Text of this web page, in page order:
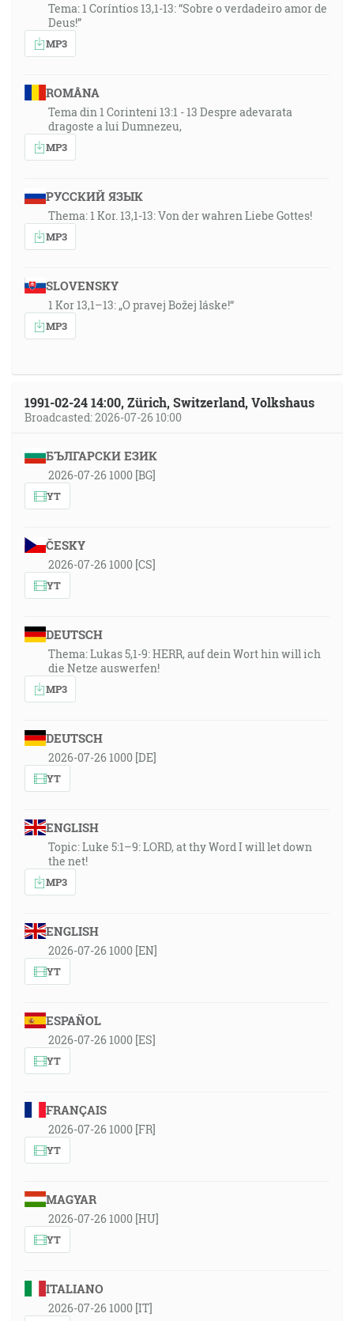
Tema: 1 Coríntios 13,1-13: “Sobre o verdadeiro amor de
Deus!”
MP3
ROMÂNA
Tema din 1 Corinteni 13:1 - 13 Despre adevarata
dragoste a lui Dumnezeu,
MP3
РУССКИЙ ЯЗЫК
Thema: 1 Kor. 13,1-13: Von der wahren Liebe Gottes!
MP3
SLOVENSKY
1 Kor 13,1–13: „O pravej Božej láske!“
MP3
1991-02-24 14:00, Zürich, Switzerland, Volkshaus
Broadcasted: 2026-07-26 10:00
БЪЛГАРСКИ ЕЗИК
2026-07-26 1000 [BG]
YT
ČESKY
2026-07-26 1000 [CS]
YT
DEUTSCH
Thema: Lukas 5,1-9: HERR, auf dein Wort hin will ich
die Netze auswerfen!
MP3
DEUTSCH
2026-07-26 1000 [DE]
YT
ENGLISH
Topic: Luke 5:1–9: LORD, at thy Word I will let down
the net!
MP3
ENGLISH
2026-07-26 1000 [EN]
YT
ESPAÑOL
2026-07-26 1000 [ES]
YT
FRANÇAIS
2026-07-26 1000 [FR]
YT
MAGYAR
2026-07-26 1000 [HU]
YT
ITALIANO
2026-07-26 1000 [IT]